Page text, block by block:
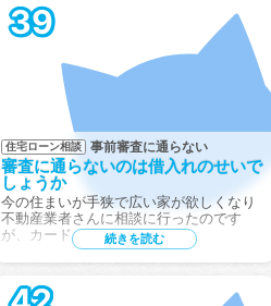
39
住宅ローン相談 事前審査に通らない
審査に通らないのは借入れのせいで
しょうか
今の住まいが手狭で広い家が欲しくなり
不動産業者さんに相談に行ったのです
が、カード…
続きを読む